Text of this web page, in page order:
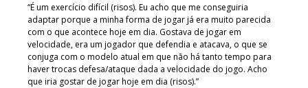
“É um exercício difícil (risos). Eu acho que me conseguiria
adaptar porque a minha forma de jogar já era muito parecida
com o que acontece hoje em dia. Gostava de jogar em
velocidade, era um jogador que defendia e atacava, o que se
conjuga com o modelo atual em que não há tanto tempo para
haver trocas defesa/ataque dada a velocidade do jogo. Acho
que iria gostar de jogar hoje em dia (risos).”